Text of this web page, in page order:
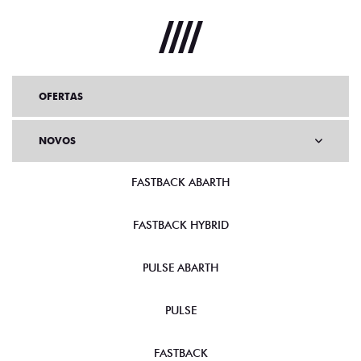
OFERTAS
NOVOS
FASTBACK ABARTH
FASTBACK HYBRID
PULSE ABARTH
PULSE
FASTBACK